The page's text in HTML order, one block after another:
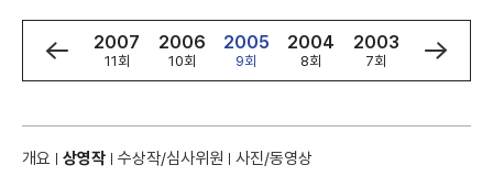
2008
12회
2007
11회
2006
10회
2005
9회
2004
8회
2003
7회
2002
6회
개요 상영작 수상작/심사위원 사진/동영상